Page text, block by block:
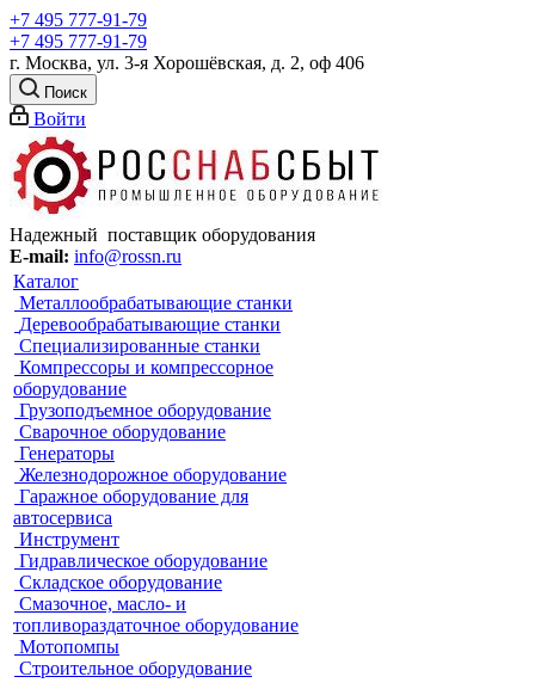
+7 495 777-91-79
+7 495 777-91-79
г. Москва, ул. 3-я Хорошёвская, д. 2, оф 406
Поиск
Войти
Надежный поставщик оборудования
E-mail: info@rossn.ru
Каталог
Металлообрабатывающие станки
Деревообрабатывающие станки
Специализированные станки
Компрессоры и компрессорное
оборудование
Грузоподъемное оборудование
Сварочное оборудование
Генераторы
Железнодорожное оборудование
Гаражное оборудование для
автосервиса
Инструмент
Гидравлическое оборудование
Складское оборудование
Смазочное, масло- и
топливораздаточное оборудование
Мотопомпы
Строительное оборудование